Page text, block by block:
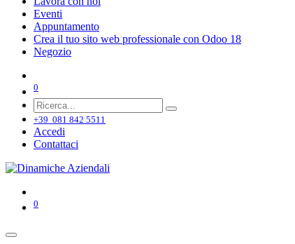
Eventi
Appuntamento
Crea il tuo sito web professionale con Odoo 18
Negozio
0
+39 081 842 5511
Accedi
Contattaci
0